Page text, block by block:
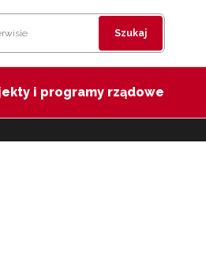
Szukaj
i programy rządowe